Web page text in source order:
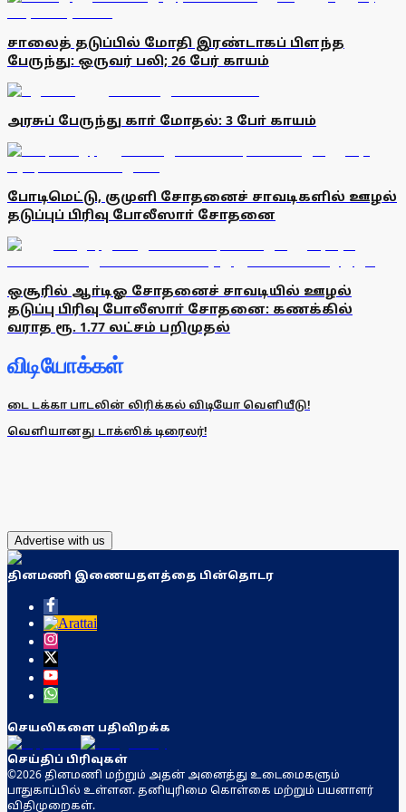
சாலைத் தடுப்பில் மோதி இரண்டாகப் பிளந்த
பேருந்து: ஒருவர் பலி; 26 பேர் காயம்
அரசுப் பேருந்து காா் மோதல்: 3 போ் காயம்
போடிமெட்டு, குமுளி சோதனைச் சாவடிகளில் ஊழல்
தடுப்புப் பிரிவு போலீஸாா் சோதனை
ஒசூரில் ஆா்டிஓ சோதனைச் சாவடியில் ஊழல்
தடுப்பு பிரிவு போலீஸாா் சோதனை: கணக்கில்
வராத ரூ. 1.77 லட்சம் பறிமுதல்
விடியோக்கள்
டை டக்கா பாடலின் லிரிக்கல் விடியோ வெளியீடு!
வெளியானது டாக்ஸிக் டிரைலர்!
Advertise with us
தினமணி இணையதளத்தை பின்தொடர
செயலிகளை பதிவிறக்க
செய்திப் பிரிவுகள்
©2026 தினமணி மற்றும் அதன் அனைத்து உடைமைகளும்
பாதுகாப்பில் உள்ளன. தனியுரிமை கொள்கை மற்றும் பயனாளர்
விதிமுறைகள்.